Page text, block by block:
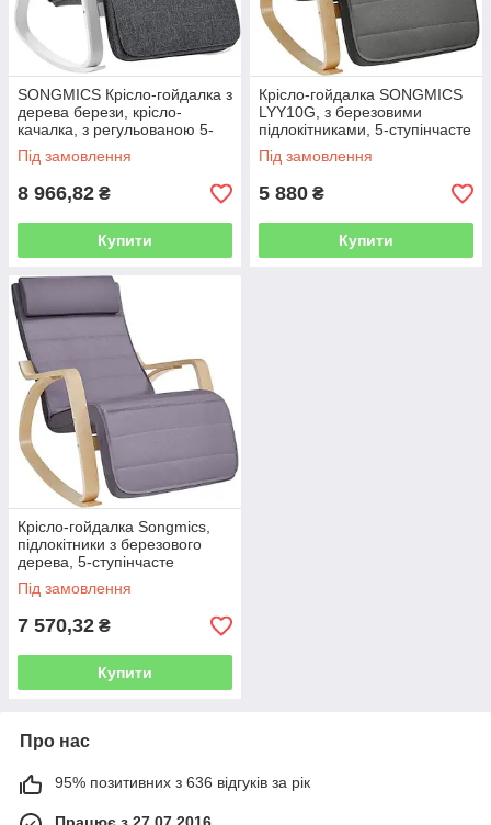
SONGMICS Крісло-гойдалка з
дерева берези, крісло-
качалка, з регульованою 5-
кутовою підніжкою, імітація
льону, вантажопідйомність
Під замовлення
8 966,82 ₴
Купити
Крісло-гойдалка SONGMICS
LYY10G, з березовими
підлокітниками, 5-ступінчасте
регулювання підніжки,
вантажопідйомність до 150 кг,
Під замовлення
5 880 ₴
Купити
Крісло-гойдалка Songmics,
підлокітники з березового
дерева, 5-ступінчасте
регулювання підніжки, крісло
для відпочинку,
Під замовлення
7 570,32 ₴
Купити
Про нас
95% позитивних з 636 відгуків за рік